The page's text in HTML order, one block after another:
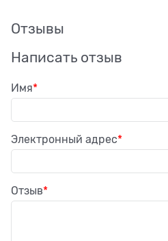
Отзывы
Написать отзыв
Имя
Электронный адрес
Отзыв